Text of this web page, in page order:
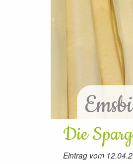
Die
Eintrag vom